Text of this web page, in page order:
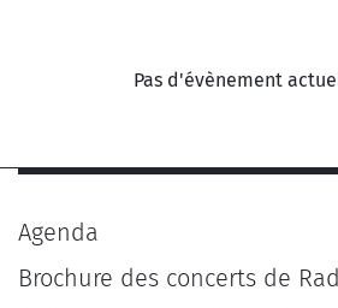
Pas d'évènement
Agenda
Brochure des concerts de